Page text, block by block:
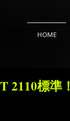
HOME
2110標準！